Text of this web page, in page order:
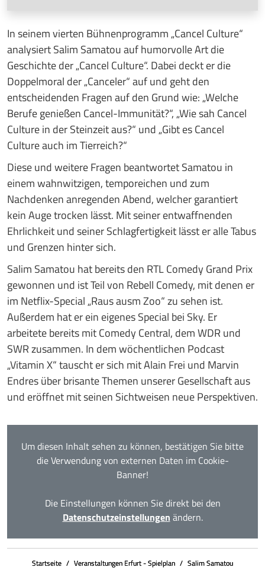
Um diesen Inhalt sehen zu können, bestätigen Sie bitte
die Verwendung von externen Daten im Cookie-
Banner!
Die Einstellungen können Sie direkt bei den
Datenschutzeinstellungen ändern.
In seinem vierten Bühnenprogramm „Cancel Culture“
analysiert Salim Samatou auf humorvolle Art die
Geschichte der „Cancel Culture“. Dabei deckt er die
Doppelmoral der „Canceler“ auf und geht den
entscheidenden Fragen auf den Grund wie: „Welche
Berufe genießen Cancel-Immunität?“, „Wie sah Cancel
Culture in der Steinzeit aus?“ und „Gibt es Cancel
Culture auch im Tierreich?“
Diese und weitere Fragen beantwortet Samatou in
einem wahnwitzigen, temporeichen und zum
Nachdenken anregenden Abend, welcher garantiert
kein Auge trocken lässt. Mit seiner entwaffnenden
Ehrlichkeit und seiner Schlagfertigkeit lässt er alle Tabus
und Grenzen hinter sich.
Salim Samatou hat bereits den RTL Comedy Grand Prix
gewonnen und ist Teil von Rebell Comedy, mit denen er
im Netflix-Special „Raus ausm Zoo“ zu sehen ist.
Außerdem hat er ein eigenes Special bei Sky. Er
arbeitete bereits mit Comedy Central, dem WDR und
SWR zusammen. In dem wöchentlichen Podcast
„Vitamin X“ tauscht er sich mit Alain Frei und Marvin
Endres über brisante Themen unserer Gesellschaft aus
und eröffnet mit seinen Sichtweisen neue Perspektiven.
Startseite Veranstaltungen Erfurt - Spielplan Salim Samatou